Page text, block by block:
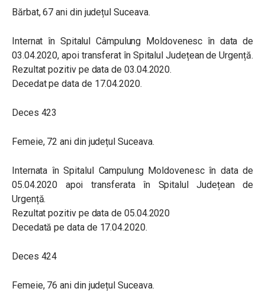
Bărbat, 67 ani din județul Suceava.
Internat în Spitalul Câmpulung Moldovenesc în data de
03.04.2020, apoi transferat în Spitalul Județean de Urgență.
Rezultat pozitiv pe data de 03.04.2020.
Decedat pe data de 17.04.2020.
Deces 423
Femeie, 72 ani din județul Suceava.
Internata în Spitalul Campulung Moldovenesc în data de
05.04.2020 apoi transferata în Spitalul Județean de
Urgență.
Rezultat pozitiv pe data de 05.04.2020
Decedată pe data de 17.04.2020.
Deces 424
Femeie, 76 ani din județul Suceava.